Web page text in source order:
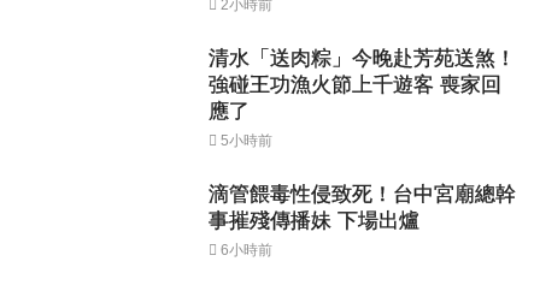
2小時前
清水「送肉粽」今晚赴芳苑送煞！
強碰王功漁火節上千遊客 喪家回
應了
5小時前
滴管餵毒性侵致死！台中宮廟總幹
事摧殘傳播妹 下場出爐
6小時前